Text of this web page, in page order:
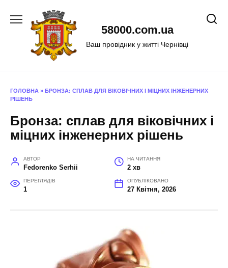
58000.com.ua
Ваш провідник у житті Чернівці
ГОЛОВНА » БРОНЗА: СПЛАВ ДЛЯ ВІКОВІЧНИХ І МІЦНИХ ІНЖЕНЕРНИХ
РІШЕНЬ
Бронза: сплав для віковічних і
міцних інженерних рішень
АВТОР
Fedorenko Serhii
НА ЧИТАННЯ
2 хв
ПЕРЕГЛЯДІВ
1
ОПУБЛІКОВАНО
27 Квітня, 2026